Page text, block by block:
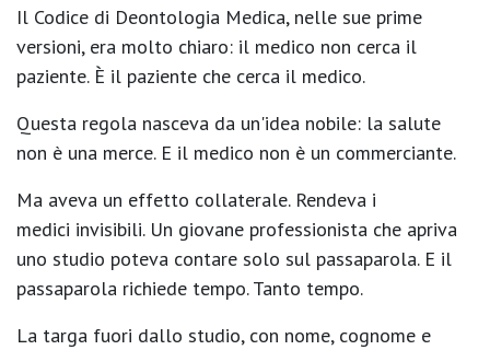
Il Codice di Deontologia Medica, nelle sue prime
versioni, era molto chiaro: il medico non cerca il
paziente. È il paziente che cerca il medico.
Questa regola nasceva da un'idea nobile: la salute
non è una merce. E il medico non è un commerciante.
Ma aveva un effetto collaterale. Rendeva i
medici invisibili. Un giovane professionista che apriva
uno studio poteva contare solo sul passaparola. E il
passaparola richiede tempo. Tanto tempo.
La targa fuori dallo studio, con nome, cognome e